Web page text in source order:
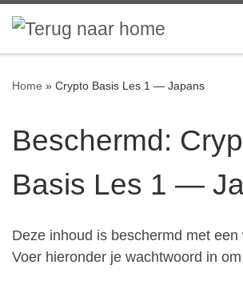
Ga naar inhoud
Home » Crypto Basis Les 1 — Japans
Beschermd:
Basis Les 1 —
Deze inhoud is beschermd met een
Voer hieronder je wachtwoord in